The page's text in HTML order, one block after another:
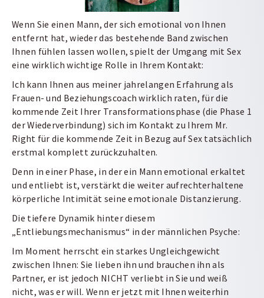
Wenn Sie einen Mann, der sich emotional von Ihnen
entfernt hat, wieder das bestehende Band zwischen
Ihnen fühlen lassen wollen, spielt der Umgang mit Sex
eine wirklich wichtige Rolle in Ihrem Kontakt:
Ich kann Ihnen aus meiner jahrelangen Erfahrung als
Frauen- und Beziehungscoach wirklich raten, für die
kommende Zeit Ihrer Transformationsphase (die Phase 1
der Wiederverbindung) sich im Kontakt zu Ihrem Mr.
Right für die kommende Zeit in Bezug auf Sex tatsächlich
erstmal komplett zurückzuhalten.
Denn in einer Phase, in der ein Mann emotional erkaltet
und entliebt ist, verstärkt die weiter aufrechterhaltene
körperliche Intimität seine emotionale Distanzierung.
Die tiefere Dynamik hinter diesem
„Entliebungsmechanismus“ in der männlichen Psyche:
Im Moment herrscht ein starkes Ungleichgewicht
zwischen Ihnen: Sie lieben ihn und brauchen ihn als
Partner, er ist jedoch NICHT verliebt in Sie und weiß
nicht, was er will. Wenn er jetzt mit Ihnen weiterhin